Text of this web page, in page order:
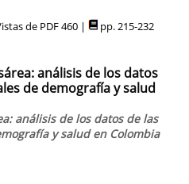
de PDF 460 | pp. 215-232
análisis de los datos
de demografía y salud
análisis de los datos de las
y salud en Colombia